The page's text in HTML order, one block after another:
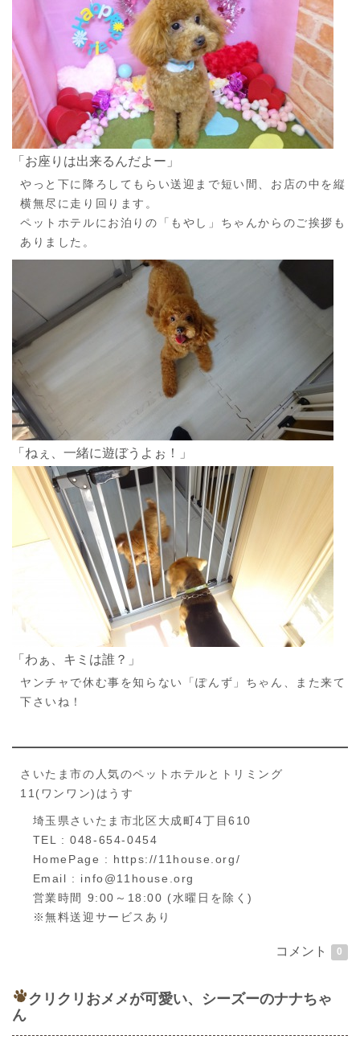
「お座りは出来るんだよー」
やっと下に降ろしてもらい送迎まで短い間、お店の中を縦
横無尽に走り回ります。
ペットホテルにお泊りの「もやし」ちゃんからのご挨拶も
ありました。
「ねぇ、一緒に遊ぼうよぉ！」
「わぁ、キミは誰？」
ヤンチャで休む事を知らない「ぽんず」ちゃん、また来て
下さいね！
さいたま市の人気のペットホテルとトリミング
11(ワンワン)はうす
埼玉県さいたま市北区大成町4丁目610
TEL : 048-654-0454
HomePage : https://11house.org/
Email : info@11house.org
営業時間 9:00～18:00 (水曜日を除く)
※無料送迎サービスあり
コメント 0
クリクリおメメが可愛い、シーズーのナナちゃ
ん